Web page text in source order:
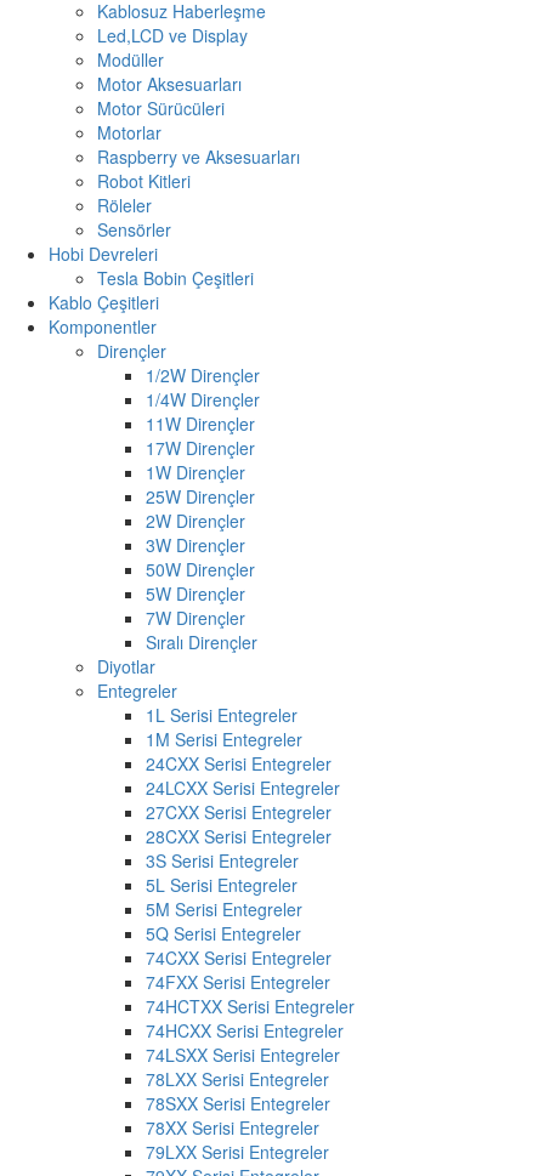
Kablosuz Haberleşme
Led,LCD ve Display
Modüller
Motor Aksesuarları
Motor Sürücüleri
Motorlar
Raspberry ve Aksesuarları
Robot Kitleri
Röleler
Sensörler
Hobi Devreleri
Tesla Bobin Çeşitleri
Kablo Çeşitleri
Komponentler
Dirençler
1/2W Dirençler
1/4W Dirençler
11W Dirençler
17W Dirençler
1W Dirençler
25W Dirençler
2W Dirençler
3W Dirençler
50W Dirençler
5W Dirençler
7W Dirençler
Sıralı Dirençler
Diyotlar
Entegreler
1L Serisi Entegreler
1M Serisi Entegreler
24CXX Serisi Entegreler
24LCXX Serisi Entegreler
27CXX Serisi Entegreler
28CXX Serisi Entegreler
3S Serisi Entegreler
5L Serisi Entegreler
5M Serisi Entegreler
5Q Serisi Entegreler
74CXX Serisi Entegreler
74FXX Serisi Entegreler
74HCTXX Serisi Entegreler
74HCXX Serisi Entegreler
74LSXX Serisi Entegreler
78LXX Serisi Entegreler
78SXX Serisi Entegreler
78XX Serisi Entegreler
79LXX Serisi Entegreler